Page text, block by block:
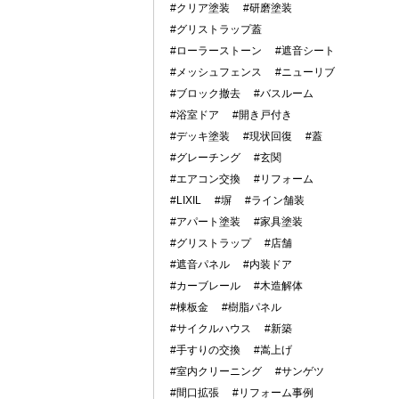
#クリア塗装
#研磨塗装
#グリストラップ蓋
#ローラーストーン
#遮音シート
#メッシュフェンス
#ニューリブ
#ブロック撤去
#バスルーム
#浴室ドア
#開き戸付き
#デッキ塗装
#現状回復
#蓋
#グレーチング
#玄関
#エアコン交換
#リフォーム
#LIXIL
#塀
#ライン舗装
#アパート塗装
#家具塗装
#グリストラップ
#店舗
#遮音パネル
#内装ドア
#カーブレール
#木造解体
#棟板金
#樹脂パネル
#サイクルハウス
#新築
#手すりの交換
#嵩上げ
#室内クリーニング
#サンゲツ
#間口拡張
#リフォーム事例